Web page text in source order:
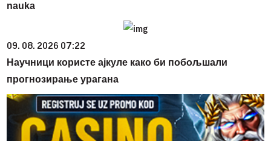
nauka
09. 08. 2026 07:22
Научници користе ајкуле како би побољшали
прогнозирање урагана